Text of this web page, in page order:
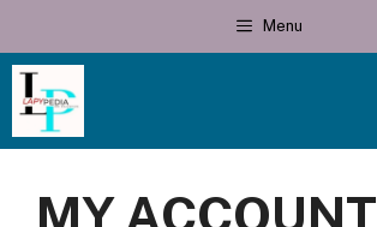
content
Menu
MY ACCOUNT